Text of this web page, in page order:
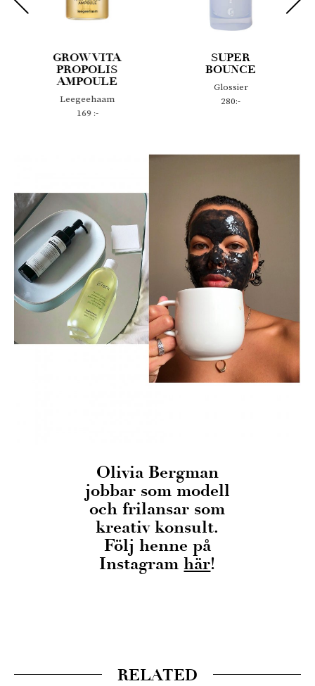
GROW VITA
PROPOLIS
AMPOULE
Leegeehaam
169 :-
SUPER
BOUNCE
Glossier
280:-
Olivia Bergman
jobbar som modell
och frilansar som
kreativ konsult.
Följ henne på
Instagramhär!
RELATED